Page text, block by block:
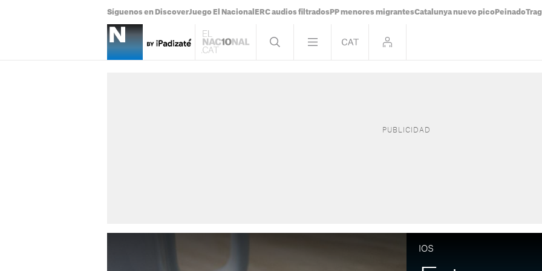
Síguenos en DiscoverJuego El Nacional ERC audios filtrados PP menores migrantesCatalunya nuevo pico Peinado
IOS